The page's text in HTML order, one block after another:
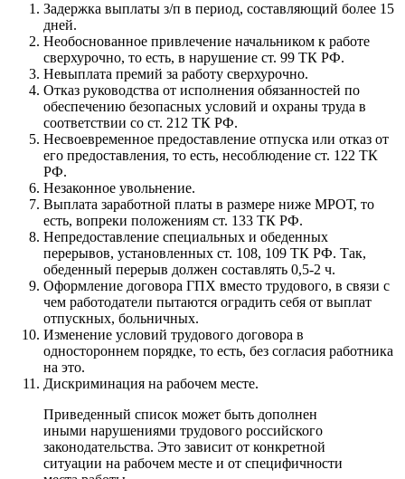
Задержка выплаты з/п в период, составляющий более 15
дней.
Необоснованное привлечение начальником к работе
сверхурочно, то есть, в нарушение ст. 99 ТК РФ.
Невыплата премий за работу сверхурочно.
Отказ руководства от исполнения обязанностей по
обеспечению безопасных условий и охраны труда в
соответствии со ст. 212 ТК РФ.
Несвоевременное предоставление отпуска или отказ от
его предоставления, то есть, несоблюдение ст. 122 ТК
РФ.
Незаконное увольнение.
Выплата заработной платы в размере ниже МРОТ, то
есть, вопреки положениям ст. 133 ТК РФ.
Непредоставление специальных и обеденных
перерывов, установленных ст. 108, 109 ТК РФ. Так,
обеденный перерыв должен составлять 0,5-2 ч.
Оформление договора ГПХ вместо трудового, в связи с
чем работодатели пытаются оградить себя от выплат
отпускных, больничных.
Изменение условий трудового договора в
одностороннем порядке, то есть, без согласия работника
на это.
Дискриминация на рабочем месте.
Приведенный список может быть дополнен
иными нарушениями трудового российского
законодательства. Это зависит от конкретной
ситуации на рабочем месте и от специфичности